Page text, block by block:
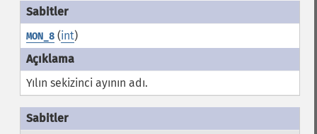
MON_8(int)
Yılın sekizinci ayının adı.